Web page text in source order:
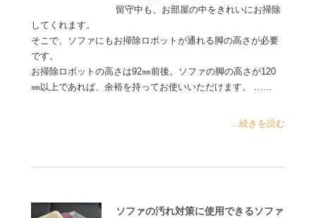
留守中も、お部屋の中をきれいにお掃除
してくれます。
そこで、ソファにもお掃除ロボットが通れる脚の高さが必要
です。
お掃除ロボットの高さは92㎜前後。ソファの脚の高さが120
㎜以上であれば、余裕を持ってお使いいただけます。 ……
...続きを読む
ソファの汚れ対策に使用できるソファ